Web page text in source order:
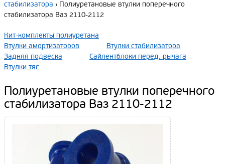
стабилизатора › Полиуретановые втулки поперечного
стабилизатора Ваз 2110-2112
Кит-комплекты полиуретана
Втулки амортизаторов
Втулки стабилизатора
Задняя подвеска
Сайлентблоки перед. рычага
Втулки тяг
Полиуретановые втулки поперечного
стабилизатора Ваз 2110-2112